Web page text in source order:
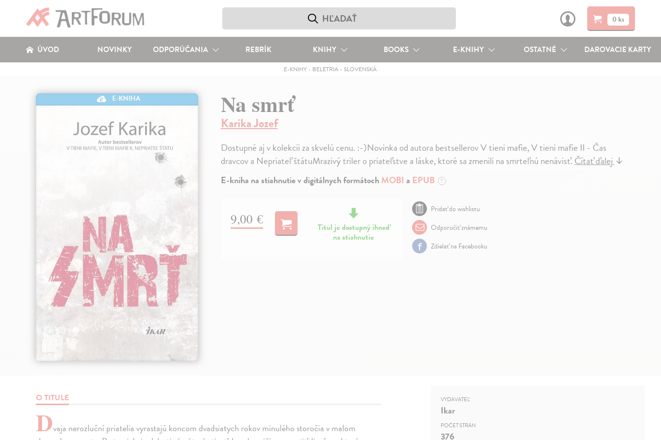
0 ks
ÚVOD NOVINKY ODPORÚČANIA REBRÍK KNIHY BOOKS E-KNIHY OSTATNÉ DAROVACIE KARTY
E-KNIHY - BELETRIA - SLOVENSKÁ
E-KNIHA Na smrť
Karika Jozef
Dostupné aj v kolekcii za skvelú cenu. :-)Novinka od autora bestsellerov V tieni mafie, V tieni mafie II - Čas
dravcov a Nepriateľ štátuMrazivý triler o priateľstve a láske, ktoré sa zmenili na smrteľnú nenávisť.Čítať ďalej↓
E-kniha na stiahnutie v digitálnych formátochMOBI a EPUB ?
9,00 €
Titul je dostupný ihneď
na stiahnutie
Pridať do wishlistu
Odporučiť známemu
Zdielať na Facebooku
O TITULE
Dvaja nerozluční priatelia vyrastajú koncom dvadsiatych rokov minulého storočia v malom
VYDAVATEĽ
Ikar
POČET STRÁN
376